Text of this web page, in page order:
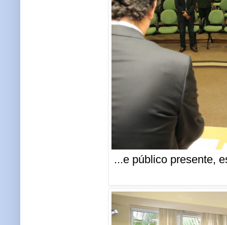
...e público presente,